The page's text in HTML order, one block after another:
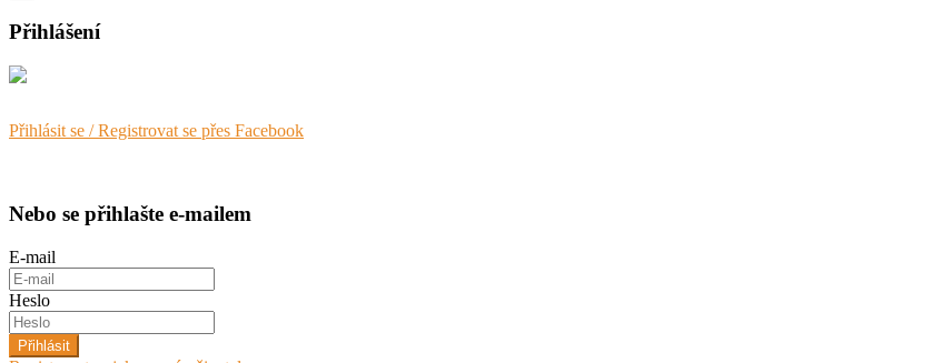
Přihlášení
Přihlásit se / Registrovat se přes Facebook
Nebo se přihlašte e-mailem
E-mail
Heslo
Přihlásit